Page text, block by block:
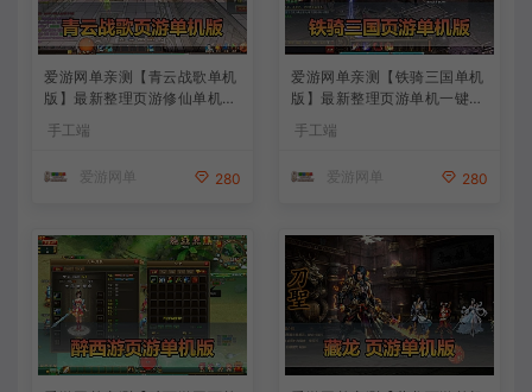
爱游网单亲测【青云战歌单机
版】最新整理页游修仙单机一
键端Win系单机服务端PC客户
端 GM后台 通用视频教学+手
手工端
爱游网单 280
爱游网单亲测【铁骑三国单机
版】最新整理页游单机一键端
Win系单机服务端PC客户端 G
M后台 通用视频教学+手工端
手工端
爱游网单 280